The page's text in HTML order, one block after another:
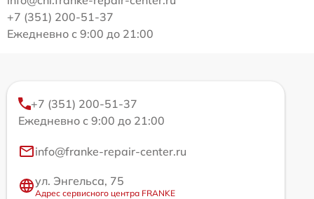
+7 (351) 200-51-37
Ежедневно с 9:00 до 21:00
+7 (351) 200-51-37
Ежедневно с 9:00 до 21:00
info@franke-repair-center.ru
ул. Энгельса, 75
Адрес сервисного центра FRANKE